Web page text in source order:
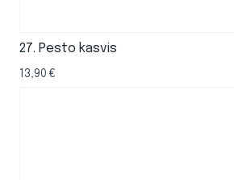
27. Pesto kasvis
13,90 €